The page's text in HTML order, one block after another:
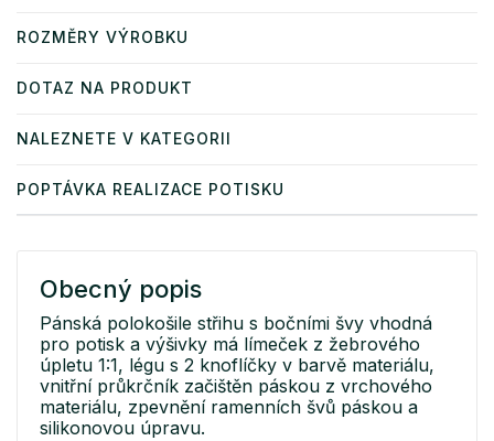
ROZMĚRY VÝROBKU
DOTAZ NA PRODUKT
NALEZNETE V KATEGORII
POPTÁVKA REALIZACE POTISKU
Obecný popis
Pánská polokošile střihu s bočními švy vhodná
pro potisk a výšivky má límeček z žebrového
úpletu 1:1, légu s 2 knoflíčky v barvě materiálu,
vnitřní průkrčník začištěn páskou z vrchového
materiálu, zpevnění ramenních švů páskou a
silikonovou úpravu.